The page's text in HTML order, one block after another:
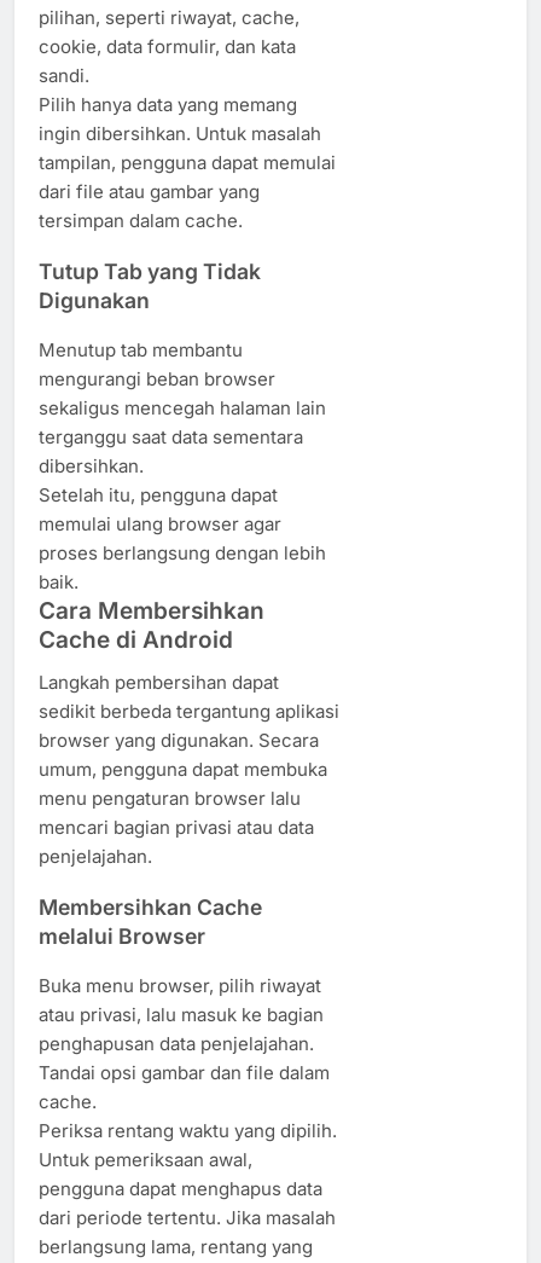
pilihan, seperti riwayat, cache,
cookie, data formulir, dan kata
sandi.
Pilih hanya data yang memang
ingin dibersihkan. Untuk masalah
tampilan, pengguna dapat memulai
dari file atau gambar yang
tersimpan dalam cache.
Tutup Tab yang Tidak
Digunakan
Menutup tab membantu
mengurangi beban browser
sekaligus mencegah halaman lain
terganggu saat data sementara
dibersihkan.
Setelah itu, pengguna dapat
memulai ulang browser agar
proses berlangsung dengan lebih
baik.
Cara Membersihkan
Cache di Android
Langkah pembersihan dapat
sedikit berbeda tergantung aplikasi
browser yang digunakan. Secara
umum, pengguna dapat membuka
menu pengaturan browser lalu
mencari bagian privasi atau data
penjelajahan.
Membersihkan Cache
melalui Browser
Buka menu browser, pilih riwayat
atau privasi, lalu masuk ke bagian
penghapusan data penjelajahan.
Tandai opsi gambar dan file dalam
cache.
Periksa rentang waktu yang dipilih.
Untuk pemeriksaan awal,
pengguna dapat menghapus data
dari periode tertentu. Jika masalah
berlangsung lama, rentang yang